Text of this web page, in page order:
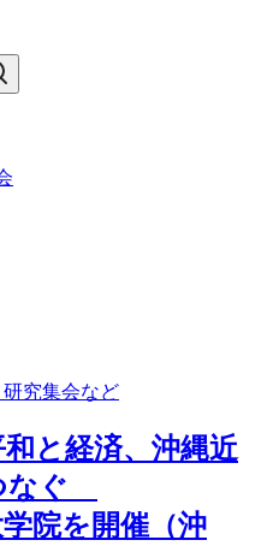
究集会など
と経済、沖縄近
なぐ
院を開催（沖